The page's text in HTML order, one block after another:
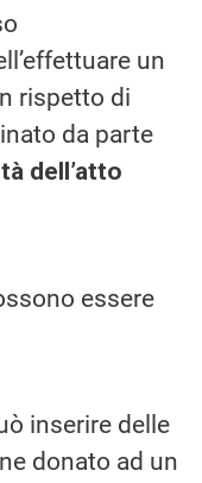
un
rispetto di
da parte
dell’atto
essere
inserire delle
donato ad un